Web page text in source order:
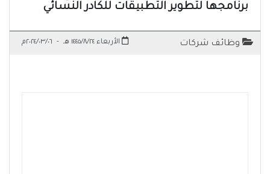
برنامجها لتطوير التطبيقات للكادر النسائي
وظائف شركات الأربعاء ١٤٤٥/٨/٢٤ هـ - ٢٠٢٤/٠٣/٠٦م